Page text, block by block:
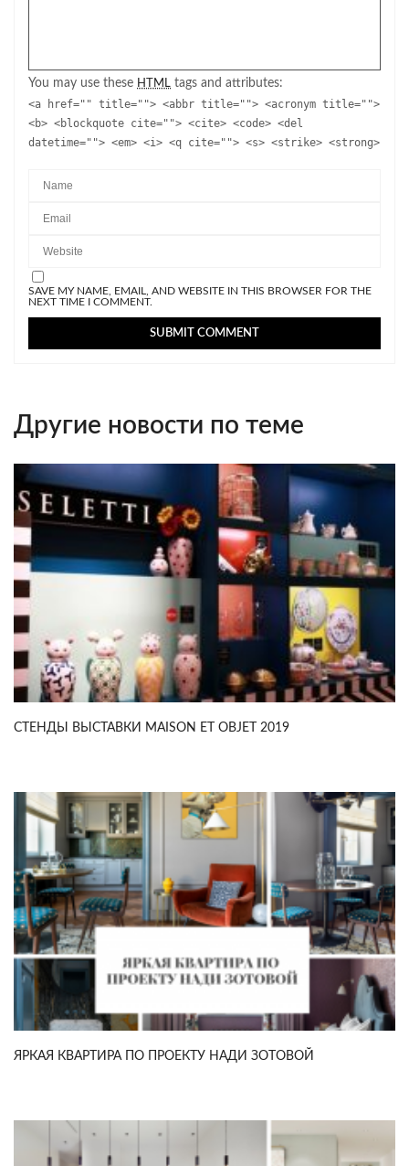
You may use these HTML tags and attributes:
<a href="" title=""> <abbr title=""> <acronym title="">
<b> <blockquote cite=""> <cite> <code> <del
datetime=""> <em> <i> <q cite=""> <s> <strike> <strong>
SAVE MY NAME, EMAIL, AND WEBSITE IN THIS BROWSER FOR THE
NEXT TIME I COMMENT.
Другие новости по теме
СТЕНДЫ ВЫСТАВКИ MAISON ET OBJET 2019
ЯРКАЯ КВАРТИРА ПО ПРОЕКТУ НАДИ ЗОТОВОЙ